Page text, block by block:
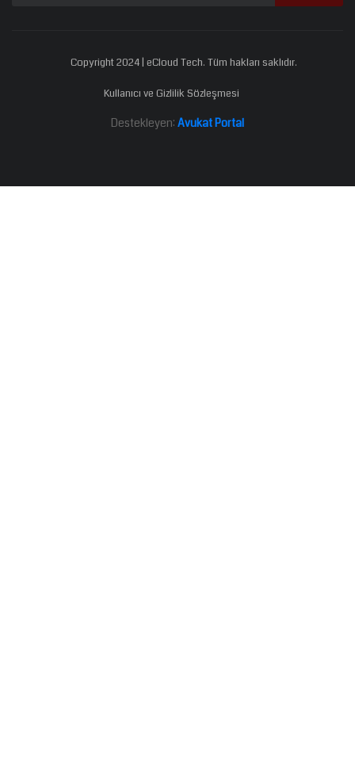
Copyright 2024 | eCloud Tech. Tüm hakları saklıdır.
Kullanıcı ve Gizlilik Sözleşmesi
Destekleyen: Avukat Portal